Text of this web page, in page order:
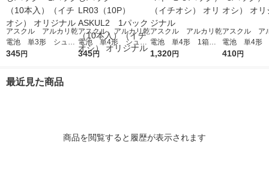
アスクル アルカリ乾
電池 単3形 シュリ
ンクなしパック 1パ
345円
アスクル アルカリ乾
電池 単4形 シュリ
ンクなしパック LR0
345円
アスクル アルカリ乾
電池 単4形 1箱（4
0本：４本×１０パッ
1,320円
アスクル ア
電池 単4形
（４本入×3パ
410円
最近見た商品
商品を閲覧すると履歴が表示されます